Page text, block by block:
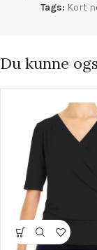
Tags: Kort
Du kunne